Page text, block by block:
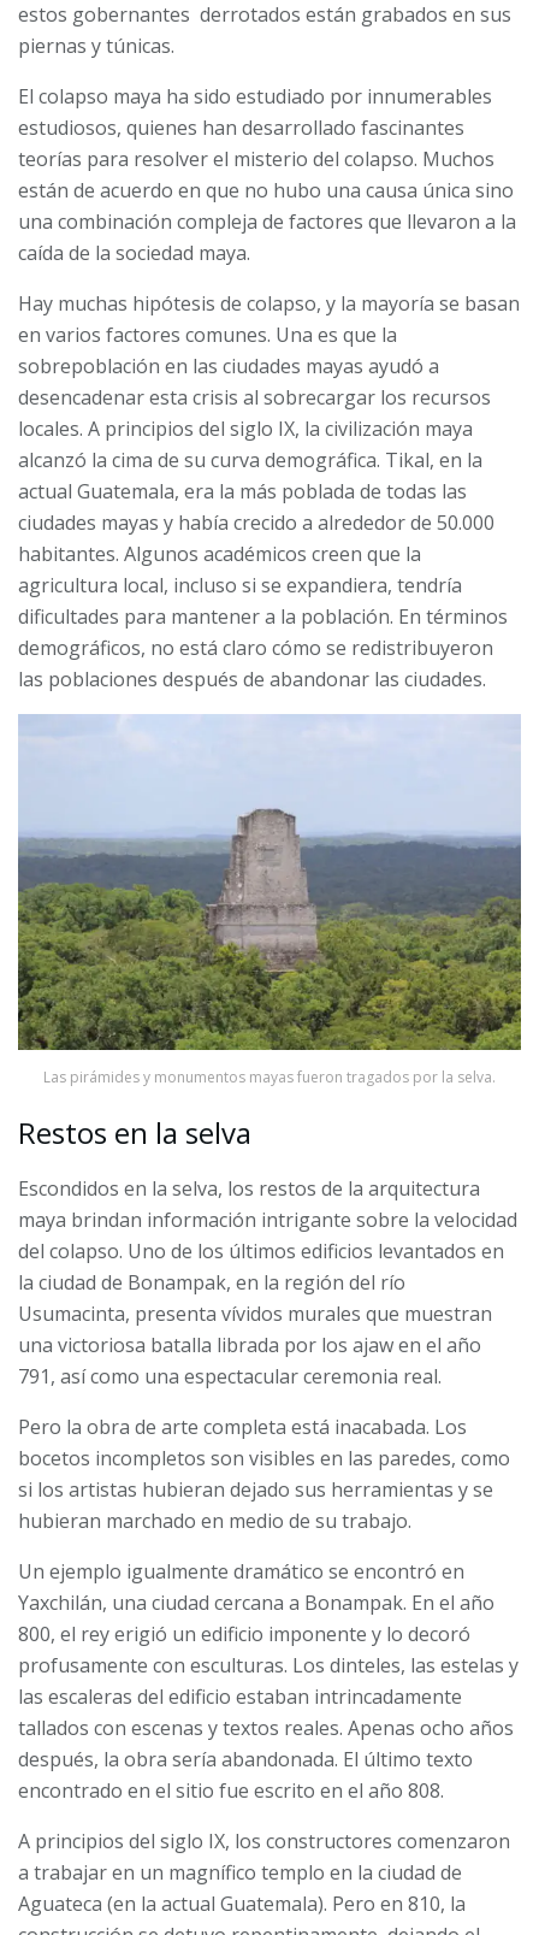
estos gobernantes derrotados están grabados en sus
piernas y túnicas.
El colapso maya ha sido estudiado por innumerables
estudiosos, quienes han desarrollado fascinantes
teorías para resolver el misterio del colapso. Muchos
están de acuerdo en que no hubo una causa única sino
una combinación compleja de factores que llevaron a la
caída de la sociedad maya.
Hay muchas hipótesis de colapso, y la mayoría se basan
en varios factores comunes. Una es que la
sobrepoblación en las ciudades mayas ayudó a
desencadenar esta crisis al sobrecargar los recursos
locales. A principios del siglo IX, la civilización maya
alcanzó la cima de su curva demográfica. Tikal, en la
actual Guatemala, era la más poblada de todas las
ciudades mayas y había crecido a alrededor de 50.000
habitantes. Algunos académicos creen que la
agricultura local, incluso si se expandiera, tendría
dificultades para mantener a la población. En términos
demográficos, no está claro cómo se redistribuyeron
las poblaciones después de abandonar las ciudades.
Las pirámides y monumentos mayas fueron tragados por la selva.
Restos en la selva
Escondidos en la selva, los restos de la arquitectura
maya brindan información intrigante sobre la velocidad
del colapso. Uno de los últimos edificios levantados en
la ciudad de Bonampak, en la región del río
Usumacinta, presenta vívidos murales que muestran
una victoriosa batalla librada por los ajaw en el año
791, así como una espectacular ceremonia real.
Pero la obra de arte completa está inacabada. Los
bocetos incompletos son visibles en las paredes, como
si los artistas hubieran dejado sus herramientas y se
hubieran marchado en medio de su trabajo.
Un ejemplo igualmente dramático se encontró en
Yaxchilán, una ciudad cercana a Bonampak. En el año
800, el rey erigió un edificio imponente y lo decoró
profusamente con esculturas. Los dinteles, las estelas y
las escaleras del edificio estaban intrincadamente
tallados con escenas y textos reales. Apenas ocho años
después, la obra sería abandonada. El último texto
encontrado en el sitio fue escrito en el año 808.
A principios del siglo IX, los constructores comenzaron
a trabajar en un magnífico templo en la ciudad de
Aguateca (en la actual Guatemala). Pero en 810, la